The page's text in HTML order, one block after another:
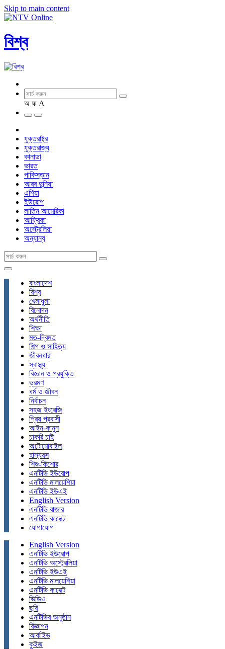
Skip to main content
বিশ্ব
অ ফ A
যুক্তরাষ্ট্র
যুক্তরাজ্য
কানাডা
ভারত
পাকিস্তান
আরব দুনিয়া
এশিয়া
ইউরোপ
লাতিন আমেরিকা
আফ্রিকা
অস্ট্রেলিয়া
অন্যান্য
বাংলাদেশ
বিশ্ব
খেলাধুলা
বিনোদন
অর্থনীতি
শিক্ষা
মত-দ্বিমত
শিল্প ও সাহিত্য
জীবনধারা
স্বাস্থ্য
বিজ্ঞান ও প্রযুক্তি
ভ্রমণ
ধর্ম ও জীবন
নির্বাচন
সহজ ইংরেজি
প্রিয় প্রবাসী
আইন-কানুন
চাকরি চাই
অটোমোবাইল
হাস্যরস
শিশু-কিশোর
এনটিভি ইউরোপ
এনটিভি মালয়েশিয়া
এনটিভি ইউএই
English Version
এনটিভি বাজার
এনটিভি কানেক্ট
যোগাযোগ
English Version
এনটিভি ইউরোপ
এনটিভি অস্ট্রেলিয়া
এনটিভি ইউএই
এনটিভি মালয়েশিয়া
এনটিভি কানেক্ট
ভিডিও
ছবি
এনটিভির অনুষ্ঠান
বিজ্ঞাপন
আর্কাইভ
কুইজ